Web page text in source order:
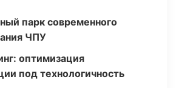
парк современного
ЧПУ
оптимизация
под технологичность